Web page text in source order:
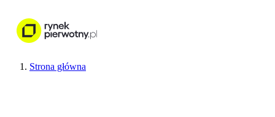
Nieruchomości
Strona główna